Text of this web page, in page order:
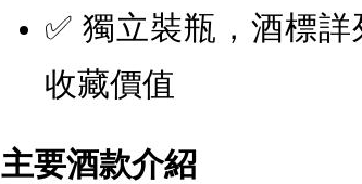
✅ 獨立裝瓶，酒標
收藏價值
主要酒款介紹